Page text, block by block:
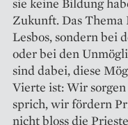
Zukunft. Das
Lesbos, sondern bei
oder bei den
sind dabei, diese
Vierte ist: Wir
sprich, wir fördern
nicht bloss die